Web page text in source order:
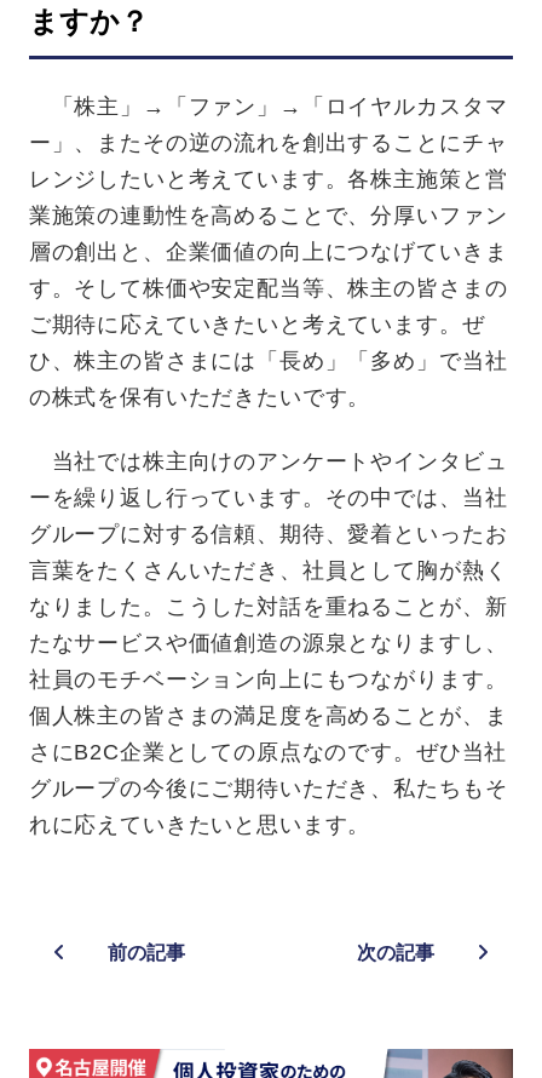
ますか？
「株主」→「ファン」→「ロイヤルカスタマ
ー」、またその逆の流れを創出することにチャ
レンジしたいと考えています。各株主施策と営
業施策の連動性を高めることで、分厚いファン
層の創出と、企業価値の向上につなげていきま
す。そして株価や安定配当等、株主の皆さまの
ご期待に応えていきたいと考えています。ぜ
ひ、株主の皆さまには「長め」「多め」で当社
の株式を保有いただきたいです。
当社では株主向けのアンケートやインタビュ
ーを繰り返し行っています。その中では、当社
グループに対する信頼、期待、愛着といったお
言葉をたくさんいただき、社員として胸が熱く
なりました。こうした対話を重ねることが、新
たなサービスや価値創造の源泉となりますし、
社員のモチベーション向上にもつながります。
個人株主の皆さまの満足度を高めることが、ま
さにB2C企業としての原点なのです。ぜひ当社
グループの今後にご期待いただき、私たちもそ
れに応えていきたいと思います。
前の記事 次の記事